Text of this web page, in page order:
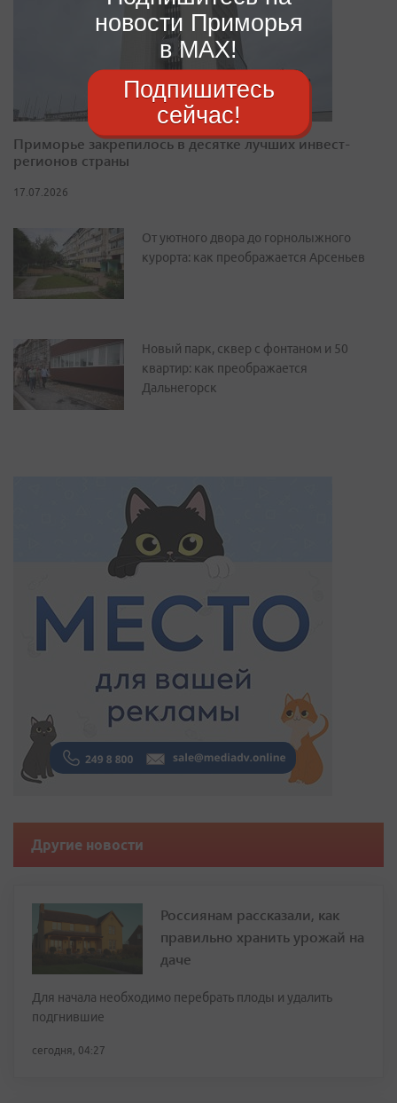
Приморье закрепилось в десятке лучших инвест-
регионов страны
17.07.2026
От уютного двора до горнолыжного
курорта: как преображается Арсеньев
Новый парк, сквер с фонтаном и 50
квартир: как преображается
Дальнегорск
Другие новости
Россиянам рассказали, как
правильно хранить урожай на
даче
Для начала необходимо перебрать плоды и удалить
подгнившие
сегодня, 04:27
новости Приморья
в MAX!
Подпишитесь
сейчас!